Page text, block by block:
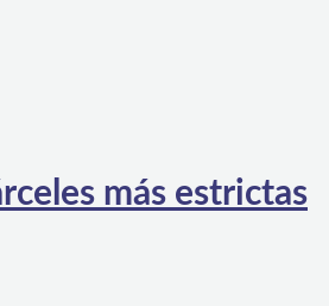
más estrictas